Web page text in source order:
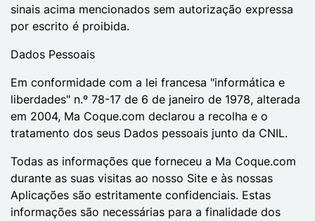
sinais acima mencionados sem autorização expressa
por escrito é proibida.
Dados Pessoais
Em conformidade com a lei francesa "informática e
liberdades" n.º 78-17 de 6 de janeiro de 1978, alterada
em 2004, Ma Coque.com declarou a recolha e o
tratamento dos seus Dados pessoais junto da CNIL.
Todas as informações que forneceu a Ma Coque.com
durante as suas visitas ao nosso Site e às nossas
Aplicações são estritamente confidenciais. Estas
informações são necessárias para a finalidade dos